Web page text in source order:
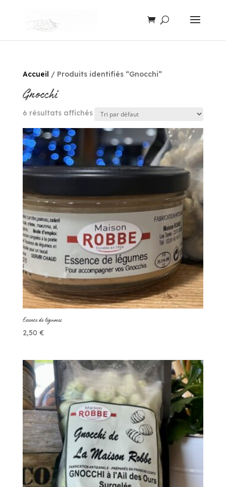
Accueil / Produits identifiés “Gnocchi”
Gnocchi
6 résultats affichés
Essence de légumes
2,50 €